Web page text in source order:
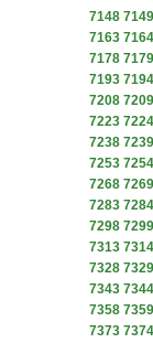
7148 7149
7163 7164
7178 7179
7193 7194
7208 7209
7223 7224
7238 7239
7253 7254
7268 7269
7283 7284
7298 7299
7313 7314
7328 7329
7343 7344
7358 7359
7373 7374